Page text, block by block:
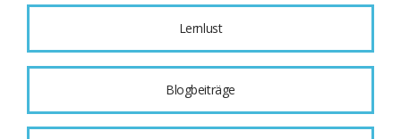
Lernlust
Blogbeiträge